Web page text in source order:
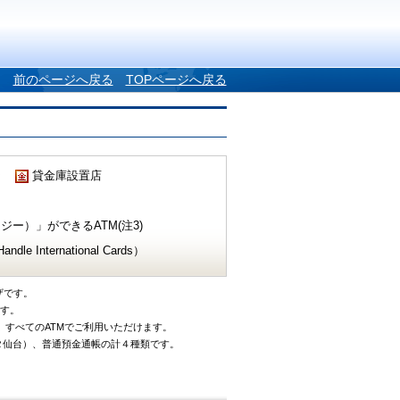
前のページへ戻る TOPページへ戻る
貸金庫設置店
ー）」ができるATM(注3)
International Cards）
す。
。
べてのATMでご利用いただけます。
台）、普通預金通帳の計４種類です。